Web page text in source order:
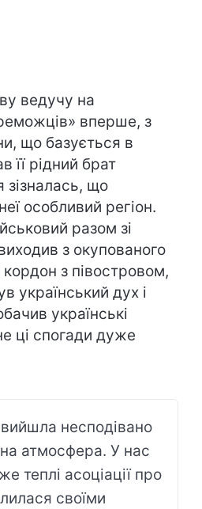
ведучу на
вперше, з
що базується в
її рідний брат
зізналась, що
особливий регіон.
разом зі
з окупованого
з півостровом,
український дух і
українські
ці спогади дуже
вийшла несподівано
атмосфера. У нас
теплі асоціації про
своїми